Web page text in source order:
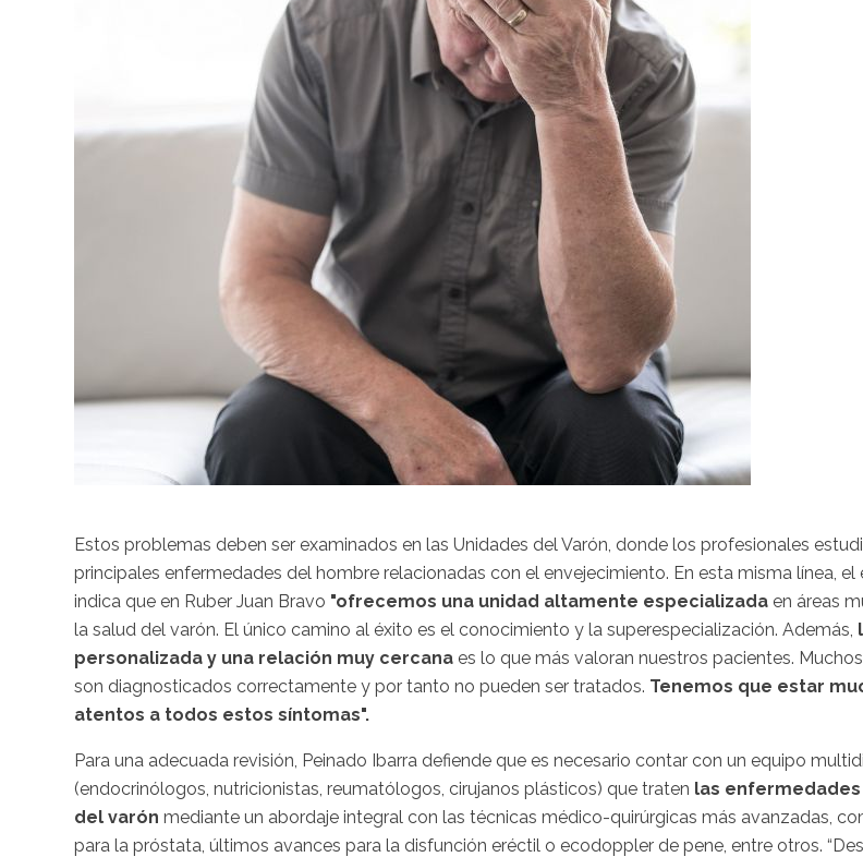
Estos problemas deben ser examinados en las Unidades del Varón, donde los profesionales
principales enfermedades del hombre relacionadas con el envejecimiento. En esta misma línea, el
indica que en Ruber Juan Bravo "ofrecemos una unidad altamente especializada en áreas
la salud del varón. El único camino al éxito es el conocimiento y la superespecialización. Además,
personalizada y una relación muy cercana es lo que más valoran nuestros pacientes.
son diagnosticados correctamente y por tanto no pueden ser tratados. Tenemos que estar
atentos a todos estos síntomas".
Para una adecuada revisión, Peinado Ibarra defiende que es necesario contar con un equipo
(endocrinólogos, nutricionistas, reumatólogos, cirujanos plásticos) que traten las
del varón mediante un abordaje integral con las técnicas médico-quirúrgicas más avanzadas,
para la próstata, últimos avances para la disfunción eréctil o ecodoppler de pene, entre otros.